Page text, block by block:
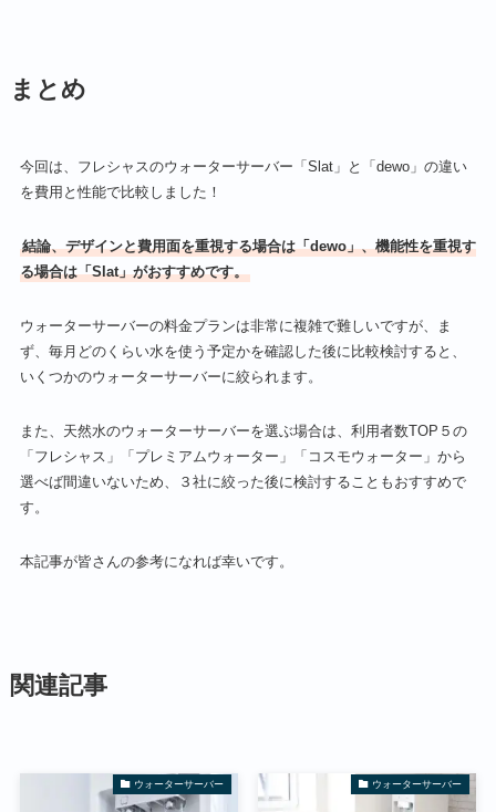
まとめ
今回は、フレシャスのウォーターサーバー「Slat」と「dewo」の違い
を費用と性能で比較しました！
結論、デザインと費用面を重視する場合は「dewo」、機能性を重視す
る場合は「Slat」がおすすめです。
ウォーターサーバーの料金プランは非常に複雑で難しいですが、ま
ず、毎月どのくらい水を使う予定かを確認した後に比較検討すると、
いくつかのウォーターサーバーに絞られます。
また、天然水のウォーターサーバーを選ぶ場合は、利用者数TOP５の
「フレシャス」「プレミアムウォーター」「コスモウォーター」から
選べば間違いないため、３社に絞った後に検討することもおすすめで
す。
本記事が皆さんの参考になれば幸いです。
関連記事
ウォーターサーバー ウォーターサーバー